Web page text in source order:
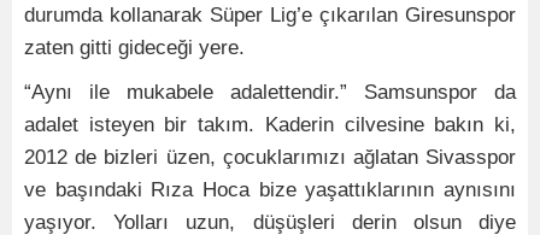
durumda kollanarak Süper Lig’e çıkarılan Giresunspor
zaten gitti gideceği yere.
“Aynı ile mukabele adalettendir.” Samsunspor da
adalet isteyen bir takım. Kaderin cilvesine bakın ki,
2012 de bizleri üzen, çocuklarımızı ağlatan Sivasspor
ve başındaki Rıza Hoca bize yaşattıklarının aynısını
yaşıyor. Yolları uzun, düşüşleri derin olsun diye